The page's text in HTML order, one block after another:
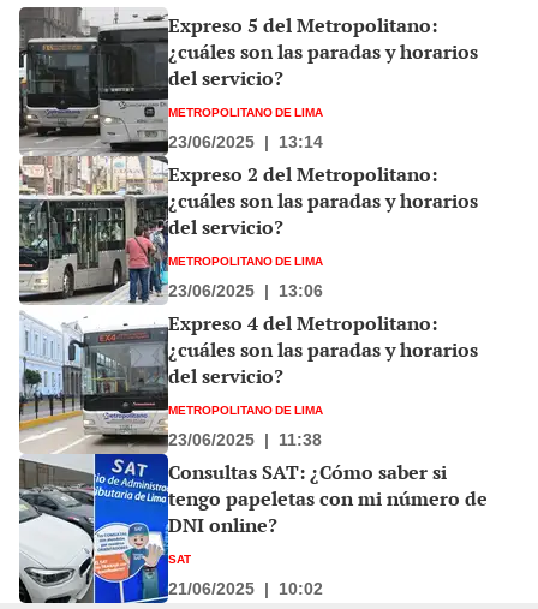
Expreso 5 del Metropolitano:
¿cuáles son las paradas y horarios
del servicio?
METROPOLITANO DE LIMA
23/06/2025 | 13:14
Expreso 2 del Metropolitano:
¿cuáles son las paradas y horarios
del servicio?
METROPOLITANO DE LIMA
23/06/2025 | 13:06
Expreso 4 del Metropolitano:
¿cuáles son las paradas y horarios
del servicio?
METROPOLITANO DE LIMA
23/06/2025 | 11:38
Consultas SAT: ¿Cómo saber si
tengo papeletas con mi número de
DNI online?
SAT
21/06/2025 | 10:02